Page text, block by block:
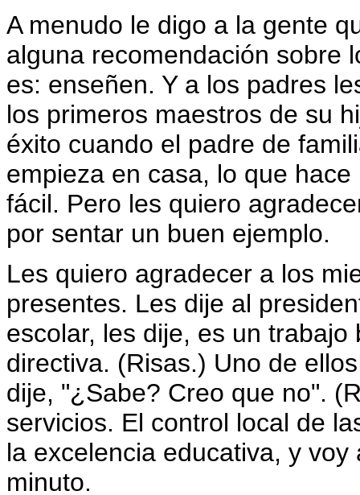
A menudo le digo a la gente
alguna recomendación sobre
es: enseñen. Y a los padres
los primeros maestros de su
éxito cuando el padre de
empieza en casa, lo que
fácil. Pero les quiero
por sentar un buen ejemplo.
Les quiero agradecer a los
presentes. Les dije al
escolar, les dije, es un
directiva. (Risas.) Uno de
dije, "¿Sabe? Creo que no".
servicios. El control local de
la excelencia educativa, y
minuto.